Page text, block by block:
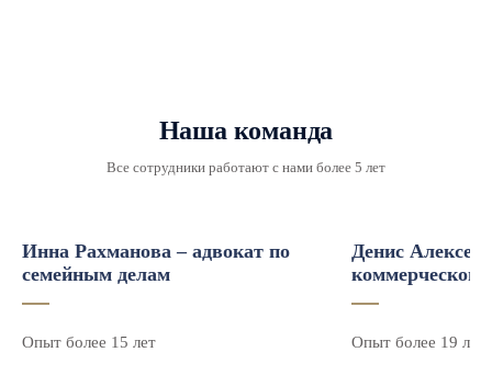
Наша команда
Все сотрудники работают с нами более 5 лет
Инна Рахманова – адвокат по
семейным делам
Опыт более 15 лет
Денис
коммерческого
Опыт более 19 лет